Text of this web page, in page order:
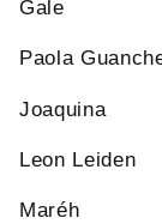
Gale
Paola
Joaquina
Leon Leiden
Maréh